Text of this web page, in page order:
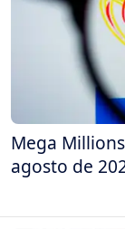
Mega
agosto de